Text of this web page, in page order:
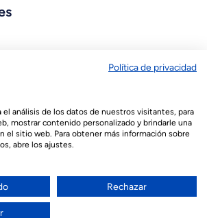
English(Anglais
Política de privacidad
el análisis de los datos de nuestros visitantes, para
mostrar contenido personalizado y brindarle una
el sitio web. Para obtener más información sobre
abre los ajustes.
Rechazar